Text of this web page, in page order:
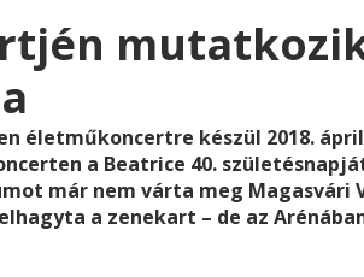
életműkoncertre készül 2018.
a Beatrice 40.
már nem várta meg Magasvári
a zenekart – de az